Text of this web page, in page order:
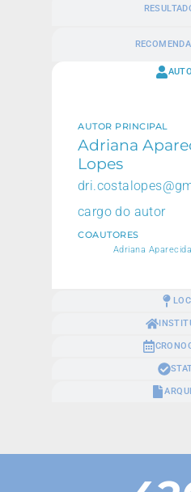
AUTOR PRINCIPAL
Adriana
Lopes
cargo do autor
COAUTORES
Adriana